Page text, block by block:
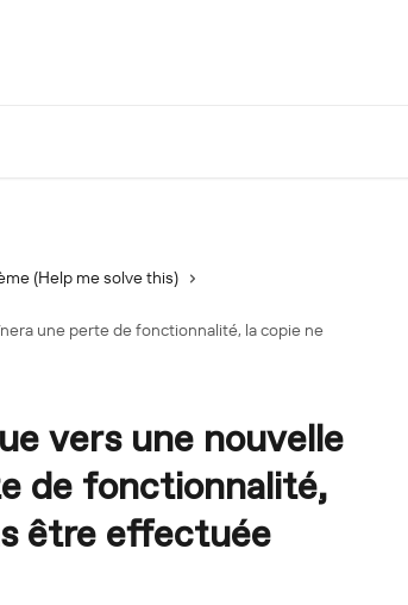
(Help me solve this)
une perte de fonctionnalité, la copie ne
vers une nouvelle
de fonctionnalité,
être effectuée